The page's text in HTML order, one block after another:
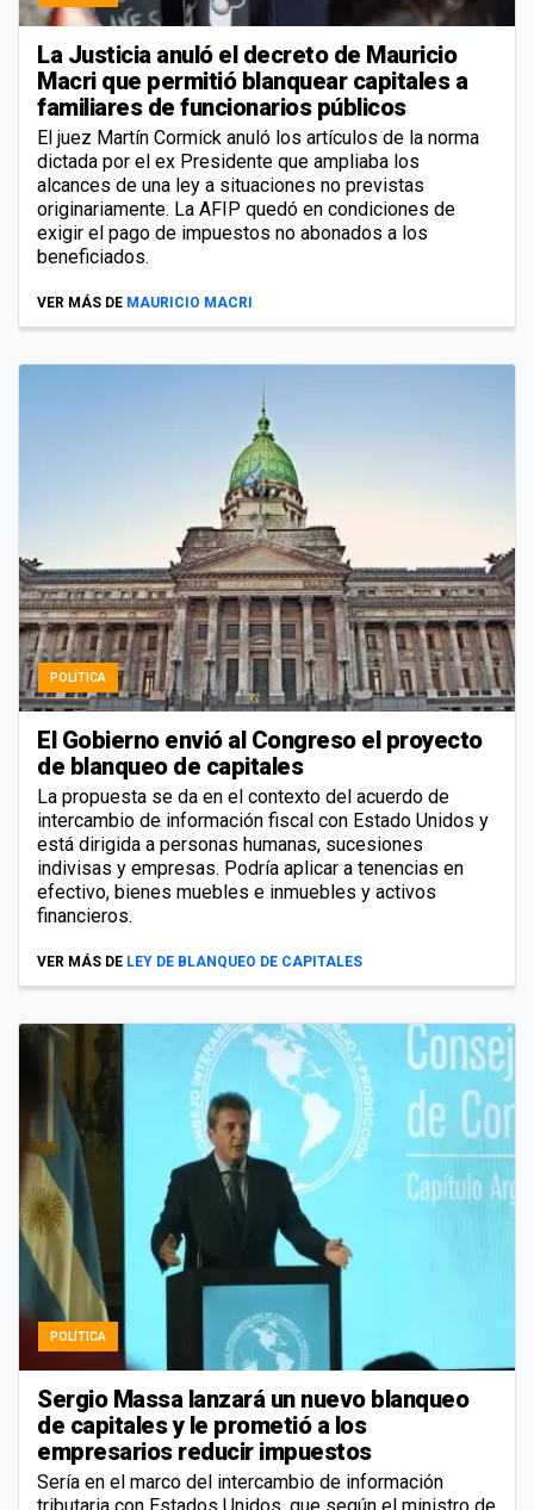
La Justicia anuló el decreto de Mauricio
Macri que permitió blanquear capitales a
familiares de funcionarios públicos
El juez Martín Cormick anuló los artículos de la norma
dictada por el ex Presidente que ampliaba los
alcances de una ley a situaciones no previstas
originariamente. La AFIP quedó en condiciones de
exigir el pago de impuestos no abonados a los
beneficiados.
VER MÁS DE MAURICIO MACRI
POLÍTICA
El Gobierno envió al Congreso el proyecto
de blanqueo de capitales
La propuesta se da en el contexto del acuerdo de
intercambio de información fiscal con Estado Unidos y
está dirigida a personas humanas, sucesiones
indivisas y empresas. Podría aplicar a tenencias en
efectivo, bienes muebles e inmuebles y activos
financieros.
VER MÁS DE LEY DE BLANQUEO DE CAPITALES
POLÍTICA
Sergio Massa lanzará un nuevo blanqueo
de capitales y le prometió a los
empresarios reducir impuestos
Sería en el marco del intercambio de información